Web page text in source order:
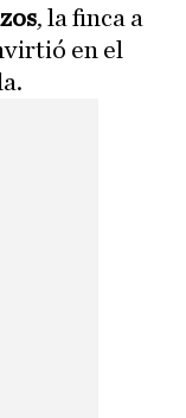
, la finca a
en el